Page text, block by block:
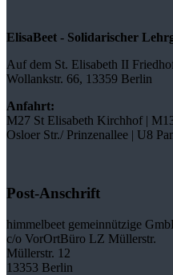
ElisaBeet - Solidarischer
Auf dem St. Elisabeth II
Wollankstr. 66, 13359 Berlin
Anfahrt:
M27 St Elisabeth Kirchhof |
Osloer Str./ Prinzenallee | U8
Post-Anschrift
himmelbeet gemeinnützige
c/o VorOrtBüro LZ Müllerstr.
Müllerstr. 12
13353 Berlin